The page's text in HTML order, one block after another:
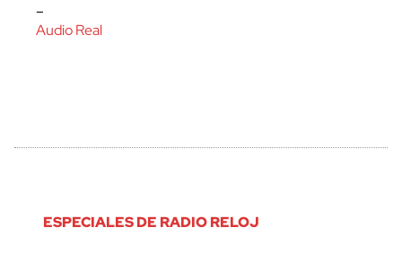
–
Audio Real
ESPECIALES DE RADIO RELOJ